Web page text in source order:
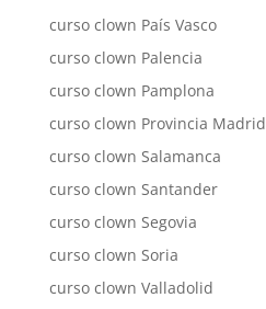
curso clown País Vasco
curso clown Palencia
curso clown Pamplona
curso clown Provincia Madrid
curso clown Salamanca
curso clown Santander
curso clown Segovia
curso clown Soria
curso clown Valladolid